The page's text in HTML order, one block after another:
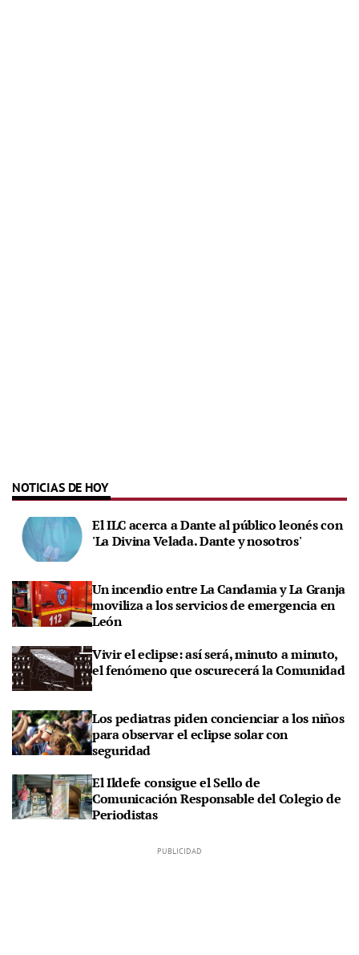
NOTICIAS DE HOY
El ILC acerca a Dante al público leonés con
'La Divina Velada. Dante y nosotros'
Un incendio entre La Candamia y La Granja
moviliza a los servicios de emergencia en
León
Vivir el eclipse: así será, minuto a minuto,
el fenómeno que oscurecerá la Comunidad
Los pediatras piden concienciar a los niños
para observar el eclipse solar con
seguridad
El Ildefe consigue el Sello de
Comunicación Responsable del Colegio de
Periodistas